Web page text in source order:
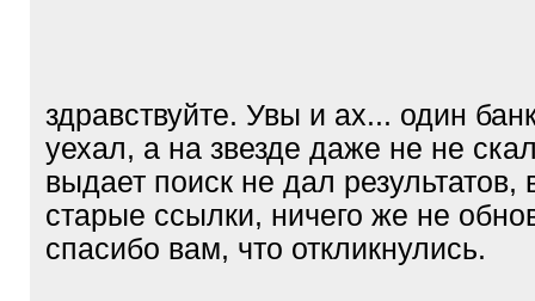
здравствуйте. Увы и ах... один
уехал, а на звезде даже не не
выдает поиск не дал результатов,
старые ссылки, ничего же не
спасибо вам, что откликнулись.